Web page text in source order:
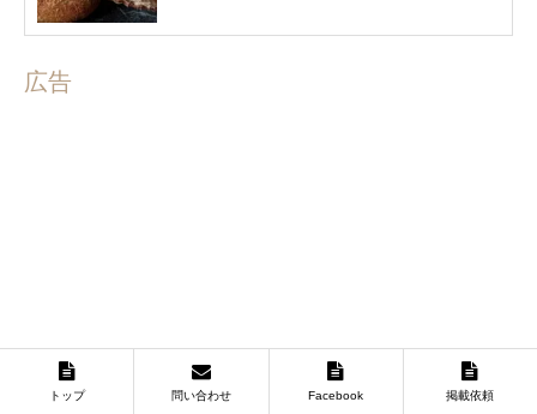
広告
トップ 問い合わせ Facebook 掲載依頼